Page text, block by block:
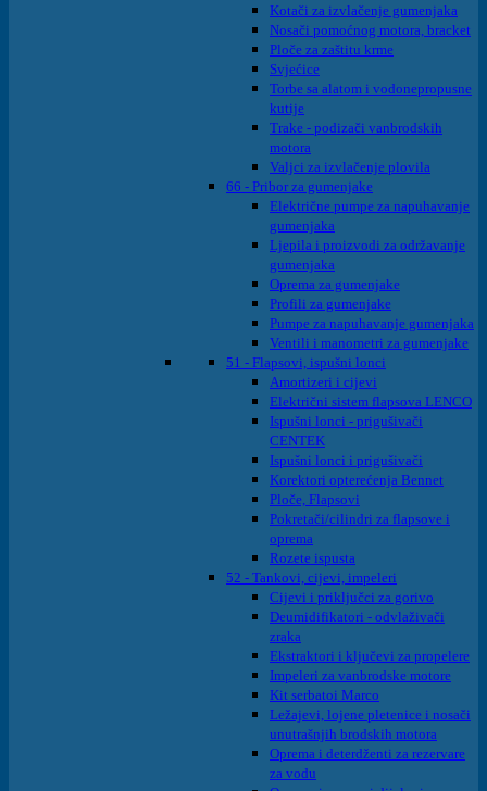
Kotači za izvlačenje gumenjaka
Nosači pomoćnog motora, bracket
Ploče za zaštitu krme
Svjećice
Torbe sa alatom i vodonepropusne
kutije
Trake - podizači vanbrodskih
motora
Valjci za izvlačenje plovila
66 - Pribor za gumenjake
Električne pumpe za napuhavanje
gumenjaka
Ljepila i proizvodi za održavanje
gumenjaka
Oprema za gumenjake
Profili za gumenjake
Pumpe za napuhavanje gumenjaka
Ventili i manometri za gumenjake
51 - Flapsovi, ispušni lonci
Amortizeri i cijevi
Električni sistem flapsova LENCO
Ispušni lonci - prigušivači
CENTEK
Ispušni lonci i prigušivači
Korektori opterećenja Bennet
Ploče, Flapsovi
Pokretači/cilindri za flapsove i
oprema
Rozete ispusta
52 - Tankovi, cijevi, impeleri
Cijevi i priključci za gorivo
Deumidifikatori - odvlaživači
zraka
Ekstraktori i ključevi za propelere
Impeleri za vanbrodske motore
Kit serbatoi Marco
Ležajevi, lojene pletenice i nosači
unutrašnjih brodskih motora
Oprema i deterdženti za rezervare
za vodu